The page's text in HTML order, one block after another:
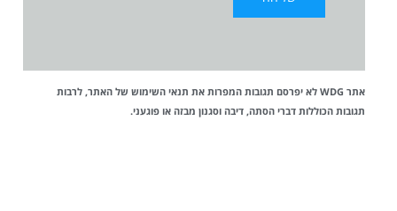
אתר WDG לא יפרסם תגובות המפרות את תנאי השימוש של האתר, לרבות
תגובות הכוללות דברי הסתה, דיבה וסגנון מבזה או פוגעני.